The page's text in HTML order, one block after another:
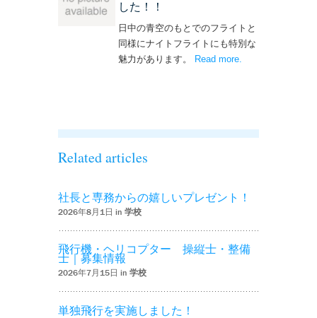
した！！
日中の青空のもとでのフライトと
同様にナイトフライトにも特別な
魅力があります。 Read more
Related articles
社長と専務からの嬉しいプレゼント！
2026年8月1日 in 学校
飛行機・ヘリコプター 操縦士・整備
士｜募集情報
2026年7月15日 in 学校
単独飛行を実施しました！